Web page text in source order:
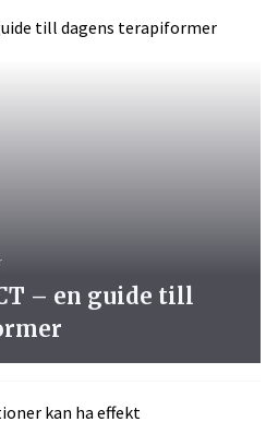
– en guide till